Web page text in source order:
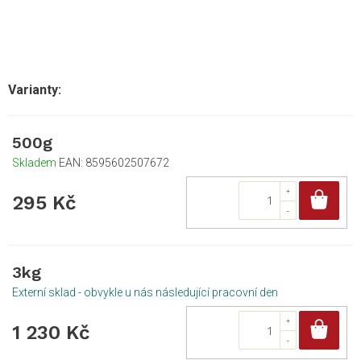
500g
Skladem EAN: 8595602507672
295 Kč
3kg
Externí sklad - obvykle u nás následující pracovní den
1 230 Kč